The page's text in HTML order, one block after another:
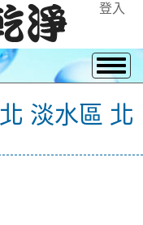
登入
淡水區 北